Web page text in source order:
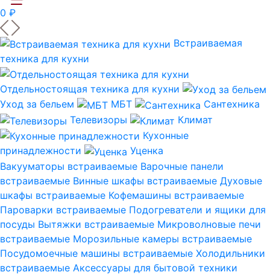
0 ₽
Встраиваемая
техника для кухни
Отдельностоящая техника для кухни
Уход за бельем
МБТ
Сантехника
Телевизоры
Климат
Кухонные
принадлежности
Уценка
Вакууматоры встраиваемые Варочные панели
встраиваемые Винные шкафы встраиваемые Духовые
шкафы встраиваемые Кофемашины встраиваемые
Пароварки встраиваемые Подогреватели и ящики для
посуды Вытяжки встраиваемые Микроволновые печи
встраиваемые Морозильные камеры встраиваемые
Посудомоечные машины встраиваемые Холодильники
встраиваемые Аксессуары для бытовой техники